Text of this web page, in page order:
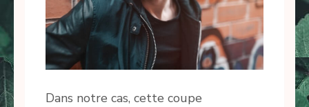
Dans notre cas, cette coupe